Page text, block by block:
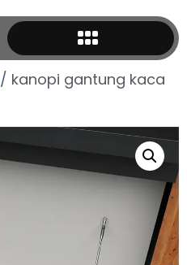
/ kanopi gantung kaca